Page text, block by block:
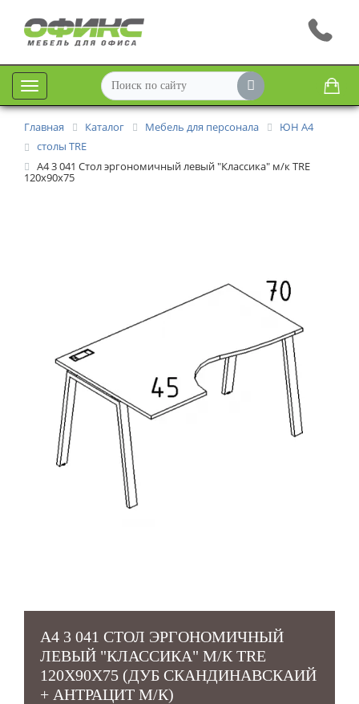
Меню
Главная Каталог Мебель для персонала
ЮН А4
столы TRE
А4 3 041 Стол эргономичный левый "Классика" м/к TRE
120x90x75
А4 3 041 СТОЛ ЭРГОНОМИЧНЫЙ
ЛЕВЫЙ "КЛАССИКА" М/К TRE
120X90X75 (ДУБ СКАНДИНАВСКАИЙ
+ АНТРАЦИТ М/К)